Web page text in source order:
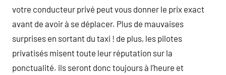
votre conducteur privé peut vous donner le prix exact
avant de avoir à se déplacer. Plus de mauvaises
surprises en sortant du taxi ! de plus, les pilotes
privatisés misent toute leur réputation sur la
ponctualité. ils seront donc toujours à l’heure et